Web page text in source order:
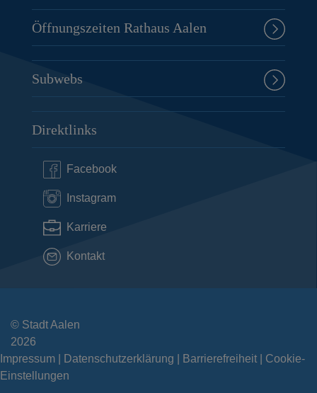
Öffnungszeiten Rathaus Aalen
Subwebs
Direktlinks
Facebook
Instagram
Karriere
Kontakt
© Stadt Aalen
2026
Impressum
Datenschutzerklärung Barrierefreiheit
Cookie-
Einstellungen